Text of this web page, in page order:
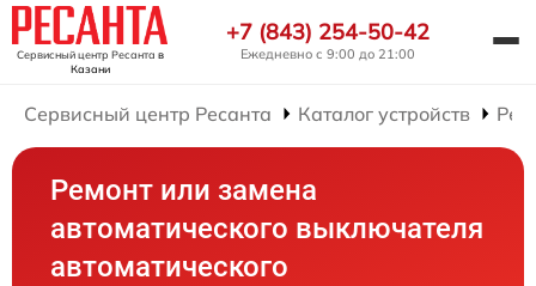
Сервисный центр Ресанта в
Казани
+7 (843) 254-50-42
Ежедневно с 9:00 до 21:00
Сервисный центр Ресанта Каталог устройств
Ремонт или замена
автоматического выключателя
автоматического